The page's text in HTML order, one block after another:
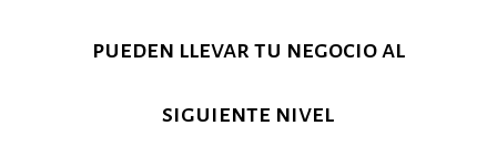
pueden llevar tu negocio al
siguiente nivel